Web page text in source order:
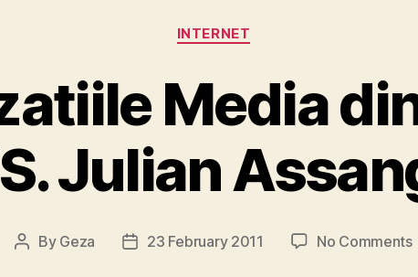
Categories
INTERNET
Media
Julian
Post
By Geza
Post23 February 2011 No Comments